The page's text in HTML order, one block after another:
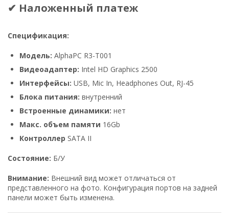
✔ Наложенный платеж
Спецификация:
Модель: AlphaPC R3-T001
Видеоадаптер: Intel HD Graphics 2500
Интерфейсы: USB, Mic In, Headphones Out, RJ-45
Блока питания: внутренний
Встроенные динамики: нет
Макс. объем памяти 16Gb
Контроллер SATA II
Состояние: Б/У
Внимание: Внешний вид может отличаться от
представленного на фото. Конфигурация портов на задней
панели может быть изменена.